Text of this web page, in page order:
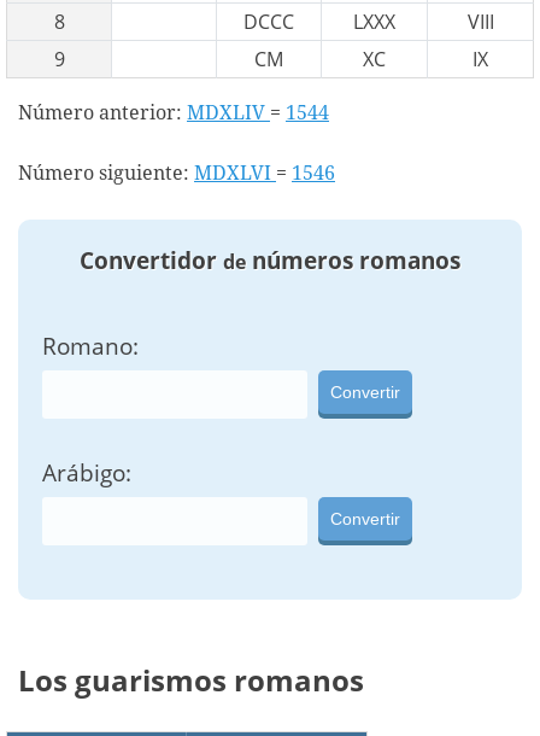
8
DCCC LXXX
VIII
9
CM XC IX
Número anterior: MDXLIV = 1544
Número siguiente: MDXLVI = 1546
Convertidor de números romanos
Romano:
Convertir
Arábigo:
Convertir
Los guarismos romanos